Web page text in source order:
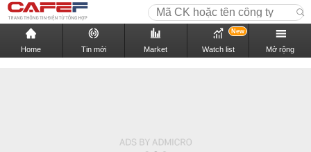
Home Tin mới Market Watch list
New
Mở rộng